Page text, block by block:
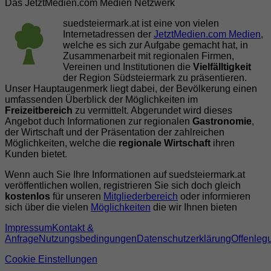
Das JetztMedien.com Medien Netzwerk
suedsteiermark.at ist eine von vielen
Internetadressen der JetztMedien.com Medien,
welche es sich zur Aufgabe gemacht hat, in
Zusammenarbeit mit regionalen Firmen,
Vereinen und Institutionen die Vielfälltigkeit
der Region Südsteiermark zu präsentieren.
Unser Hauptaugenmerk liegt dabei, der Bevölkerung einen
umfassenden Überblick der Möglichkeiten im
Freizeitbereich zu vermittelt. Abgerundet wird dieses
Angebot duch Informationen zur regionalen Gastronomie,
der Wirtschaft und der Präsentation der zahlreichen
Möglichkeiten, welche die regionale Wirtschaft ihren
Kunden bietet.
Wenn auch Sie Ihre Informationen auf suedsteiermark.at
veröffentlichen wollen, registrieren Sie sich doch gleich
kostenlos für unseren Mitgliederbereich oder informieren
sich über die vielen Möglichkeiten die wir Ihnen bieten
ImpressumKontakt &
AnfrageNutzungsbedingungen Datenschutzerklärung
Cookie Einstellungen